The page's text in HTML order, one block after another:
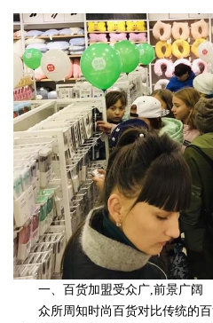
一、百货加盟受众广,前景广阔
众所周知时尚百货对比传统的百